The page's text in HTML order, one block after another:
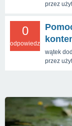
przez
0
odpowiedzi
wątek
przez